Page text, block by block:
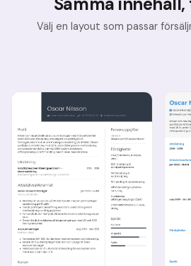
Välj en layout som passar